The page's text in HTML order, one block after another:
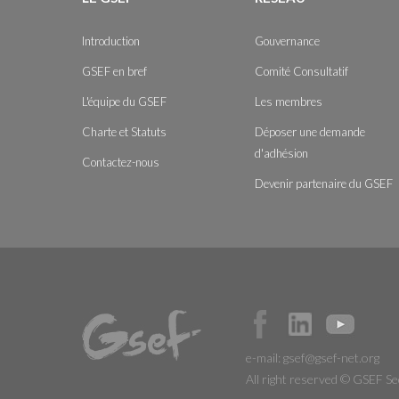
Introduction
GSEF en bref
L'équipe du GSEF
Charte et Statuts
Contactez-nous
Gouvernance
Comité Consultatif
Les membres
Déposer une demande
d'adhésion
Devenir partenaire du GSEF
e-mail:gsef@gsef-net.org
All right reserved © GSEF